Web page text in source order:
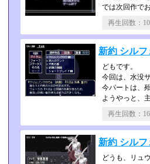
では次回作で
再生回数
新約 シル
どもです。
今回は、水没
今パートは、
ようやっと、
再生回数
新約 シル
どうも、リュ